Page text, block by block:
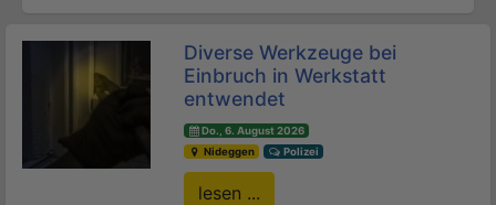
Diverse Werkzeuge bei
Einbruch in Werkstatt
entwendet
Do., 6. August 2026
Nideggen
Polizei
lesen ...